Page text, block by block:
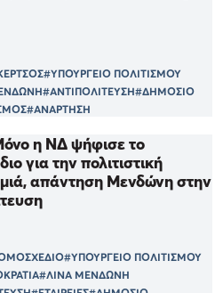
#ΥΠΟΥΡΓΕΙΟ ΠΟΛΙΤΙΣΜΟΥ
#ΑΝΤΙΠΟΛΙΤΕΥΣΗ#ΔΗΜΟΣΙΟ
#ΑΝΑΡΤΗΣΗ
η ΝΔ ψήφισε το
για την πολιτιστική
απάντηση Μενδώνη στην
#ΥΠΟΥΡΓΕΙΟ ΠΟΛΙΤΙΣΜΟΥ
#ΛΙΝΑ ΜΕΝΔΩΝΗ